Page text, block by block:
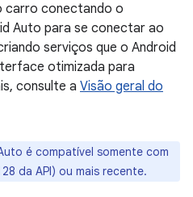
carro conectando o
Auto para se conectar ao
serviços que o Android
otimizada para
consulte a Visão geral do
é compatível somente com
da API) ou mais recente.